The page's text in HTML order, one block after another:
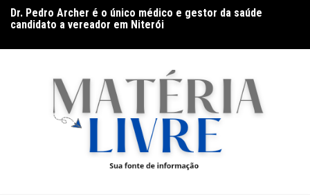
para
conteúdo
Dr. Pedro Archer é o único médico e gestor da saúde
candidato a vereador em Niterói
De olho no líder: Jhonathan Silva projeta duelo do Athletic